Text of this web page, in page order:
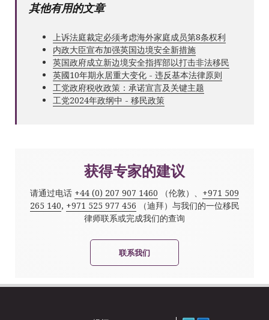
其他有用的文章
上诉法庭裁定必须考虑海外家庭成员第8条权利
内政大臣宣布加强英国边境安全新措施
英国政府成立新边境安全指挥部以打击非法移民
英國10年期永居重大变化 - 违反基本法律原则
工党政府税收政策：承诺宣言及关键主题
工党2024年政纲中 - 移民政策
获得专家的建议
请通过电话 +44 (0) 207 907 1460 （伦敦）、 +971 509
265 140, +971 525 977 456 （迪拜）与我们的一位移民
律师联系或完成我们的查询
联系我们